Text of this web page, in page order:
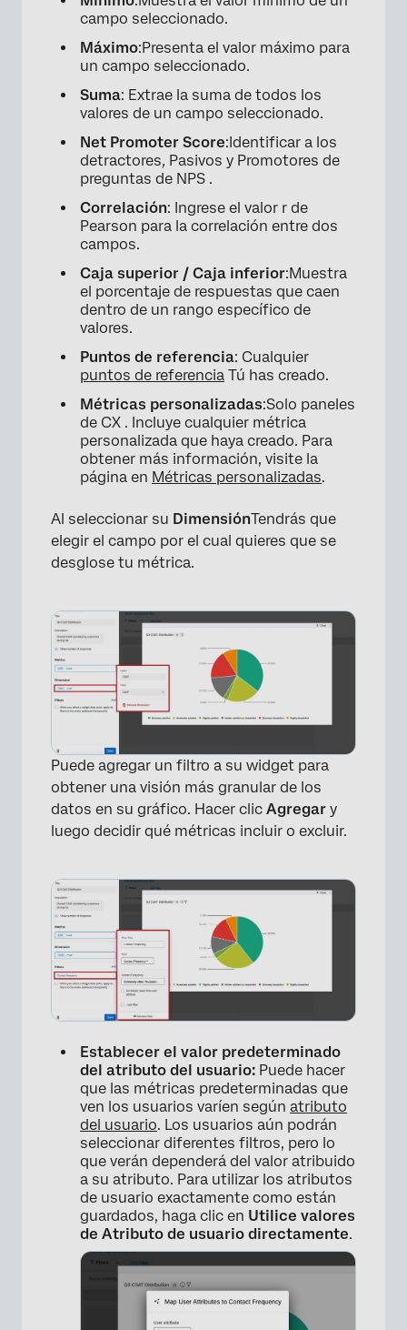
campo seleccionado.
Máximo:Presenta el valor máximo para
un campo seleccionado.
Suma: Extrae la suma de todos los
valores de un campo seleccionado.
Net Promoter Score:Identificar a los
detractores, Pasivos y Promotores de
preguntas de NPS .
Correlación: Ingrese el valor r de
Pearson para la correlación entre dos
campos.
Caja superior / Caja inferior:Muestra
el porcentaje de respuestas que caen
dentro de un rango específico de
valores.
Puntos de referencia: Cualquier
puntos de referencia Tú has creado.
Métricas personalizadas:Solo paneles
de CX . Incluye cualquier métrica
personalizada que haya creado. Para
obtener más información, visite la
página en Métricas personalizadas.
Al seleccionar su DimensiónTendrás que
elegir el campo por el cual quieres que se
desglose tu métrica.
Puede agregar un filtro a su widget para
obtener una visión más granular de los
datos en su gráfico. Hacer clic Agregar y
luego decidir qué métricas incluir o excluir.
Establecer el valor predeterminado
del atributo del usuario: Puede hacer
que las métricas predeterminadas que
ven los usuarios varíen según atributo
del usuario. Los usuarios aún podrán
seleccionar diferentes filtros, pero lo
que verán dependerá del valor atribuido
a su atributo. Para utilizar los atributos
de usuario exactamente como están
guardados, haga clic en Utilice valores
de Atributo de usuario directamente.